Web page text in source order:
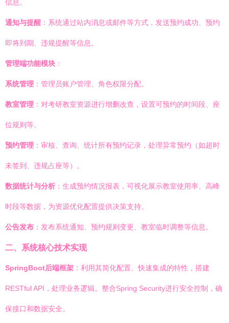
信息。
通知与提醒 ：系统通过站内消息或邮件等方式，发送预约成功、预约
即将到期、违规提醒等信息。
管理端功能模块 ：
系统管理 ：管理员账户管理、角色权限分配。
教室管理 ：对考研教室资源进行增删改查，设置可预约的时间段、座
位规则等。
预约管理 ：审核、查询、统计所有预约记录，处理异常预约（如超时
未签到、违规占座等）。
数据统计与分析 ：生成预约情况报表，可视化展示教室使用率、高峰
时段等数据，为资源优化配置提供决策支持。
公告发布 ：发布系统通知、预约规则变更、教室临时调整等信息。
二、系统核心技术实现
SpringBoot后端框架 ：利用其简化配置、快速集成的特性，搭建
RESTful API，处理业务逻辑。整合Spring Security进行安全控制，确
保接口和数据安全。